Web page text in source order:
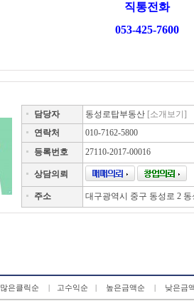
직통전화
053-425-7600
담당자 동성로탑부동산 [소개보기]
연락처
010-7162-5800
등록번호
27110-2017-00016
상담의뢰
주소 대구광역시 중구 동성로 2
많은클릭순 | 고수익순 | 높은금액순 | 낮은금